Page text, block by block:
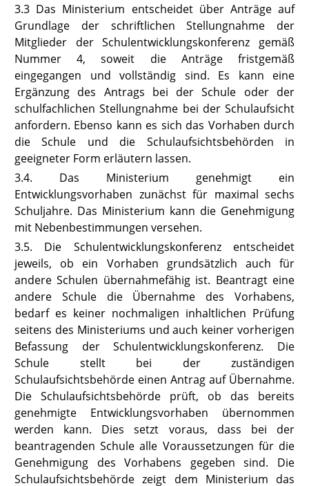
3.3 Das Ministerium entscheidet über Anträge auf
Grundlage der schriftlichen Stellungnahme der
Mitglieder der Schulentwicklungskonferenz gemäß
Nummer 4, soweit die Anträge fristgemäß
eingegangen und vollständig sind. Es kann eine
Ergänzung des Antrags bei der Schule oder der
schulfachlichen Stellungnahme bei der Schulaufsicht
anfordern. Ebenso kann es sich das Vorhaben durch
die Schule und die Schulaufsichtsbehörden in
geeigneter Form erläutern lassen.
3.4. Das Ministerium genehmigt ein
Entwicklungsvorhaben zunächst für maximal sechs
Schuljahre. Das Ministerium kann die Genehmigung
mit Nebenbestimmungen versehen.
3.5. Die Schulentwicklungskonferenz entscheidet
jeweils, ob ein Vorhaben grundsätzlich auch für
andere Schulen übernahmefähig ist. Beantragt eine
andere Schule die Übernahme des Vorhabens,
bedarf es keiner nochmaligen inhaltlichen Prüfung
seitens des Ministeriums und auch keiner vorherigen
Befassung der Schulentwicklungskonferenz. Die
Schule stellt bei der zuständigen
Schulaufsichtsbehörde einen Antrag auf Übernahme.
Die Schulaufsichtsbehörde prüft, ob das bereits
genehmigte Entwicklungsvorhaben übernommen
werden kann. Dies setzt voraus, dass bei der
beantragenden Schule alle Voraussetzungen für die
Genehmigung des Vorhabens gegeben sind. Die
Schulaufsichtsbehörde zeigt dem Ministerium das